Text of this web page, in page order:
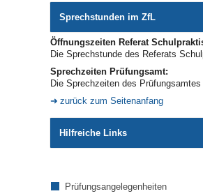
Sprechstunden im ZfL
Öffnungszeiten Referat
Die Sprechstunde des Referats
Sprechzeiten Prüfungsamt:
Die Sprechzeiten des
zurück zum Seitenanfang
Hilfreiche Links
Prüfungsangelegenheiten